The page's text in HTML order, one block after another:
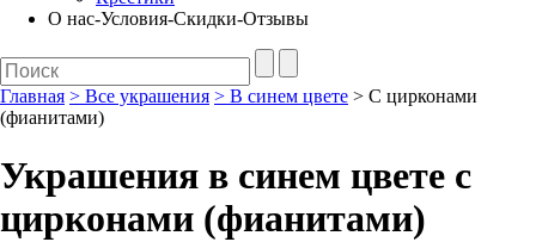
О нас-Условия-Скидки-Отзывы
Главная > Все украшения > В синем цвете > С цирконами
(фианитами)
Украшения в синем цвете с
цирконами (фианитами)